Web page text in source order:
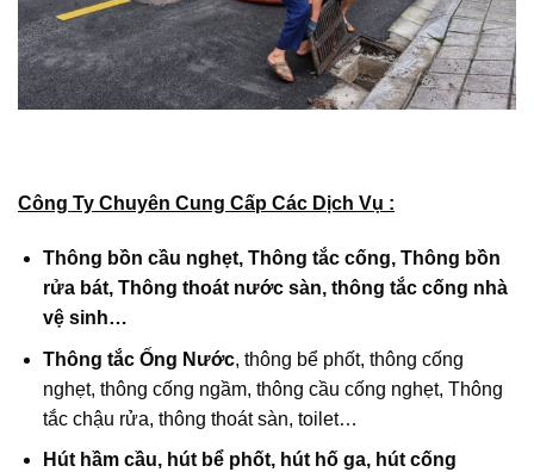
Công Ty Chuyên Cung Cấp Các Dịch Vụ :
Thông bồn cầu nghẹt, Thông tắc cống, Thông bồn
rửa bát, Thông thoát nước sàn, thông tắc cống nhà
vệ sinh…
Thông tắc Ống Nước, thông bể phốt, thông cống
nghẹt, thông cống ngầm, thông cầu cống nghẹt, Thông
tắc chậu rửa, thông thoát sàn, toilet…
Hút hầm cầu, hút bể phốt, hút hố ga, hút cống